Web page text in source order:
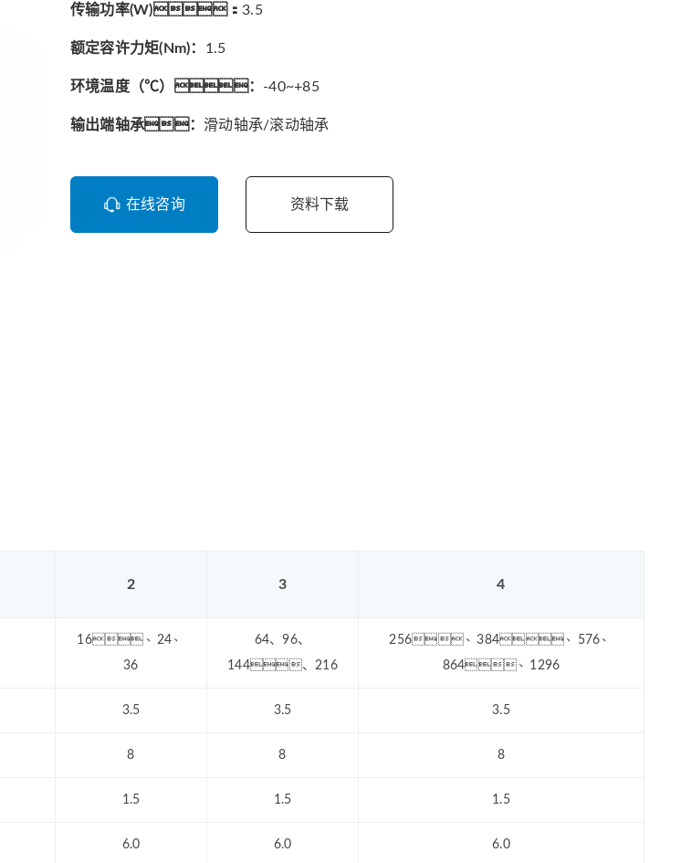
传输功率(W)：3.5
额定容许力矩(Nm)： 1.5
环境温度（℃）： -40~+85
输出端轴承： 滑动轴承/滚动轴承
在线咨询 资料下载
2 3 4
16、24、
36
64、96、
144、216
256、384、576、
864、1296
3.5 3.5 3.5
8 8 8
1.5 1.5 1.5
6.0 6.0 6.0